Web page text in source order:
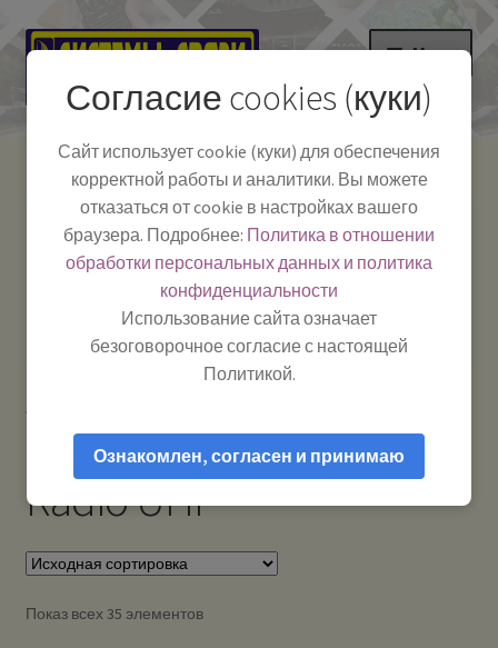
Перейти
навигации
Перейти
содержимому
Меню
Как пользоваться
Полезная информация
Мой аккаунт
Системы Связи:
г. Красноярск, ул.
Работаем:Пн-Пт:
10:00–18:00
-
Телефон:+7-
391-249-1040
Тел.|WA|Telegram:
+79029904090
Radio UHF
Показ всех 35 элементов
Согласие cookies (куки)
Сайт использует cookie (куки) для обеспечения
корректной работы и аналитики. Вы можете
отказаться от cookie в настройках вашего
браузера. Подробнее: Политика в отношении
обработки персональных данных и политика
конфиденциальности
Использование сайта означает
безоговорочное согласие с настоящей
Политикой.
Ознакомлен, согласен и принимаю